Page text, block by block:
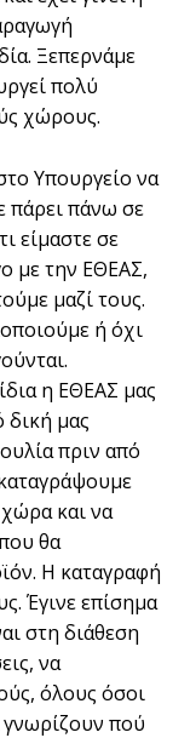
Ξεπερνάμε
πολύ
χώρους.
Υπουργείο να
πάρει πάνω σε
είμαστε σε
με την ΕΘΕΑΣ,
μαζί τους.
ή όχι
η ΕΘΕΑΣ μας
δική μας
πριν από
και να
θα
Η καταγραφή
Έγινε επίσημα
στη διάθεση
να
όλους όσοι
γνωρίζουν πού